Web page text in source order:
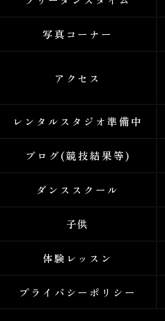
写真コーナー
アクセス
レンタルスタジオ準備中
ブログ(競技結果等)
ダンススクール
子供
体験レッスン
プライバシーポリシー